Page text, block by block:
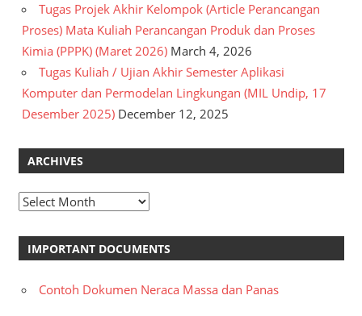
Tugas Projek Akhir Kelompok (Article Perancangan
Proses) Mata Kuliah Perancangan Produk dan Proses
Kimia (PPPK) (Maret 2026) March 4, 2026
Tugas Kuliah / Ujian Akhir Semester Aplikasi
Komputer dan Permodelan Lingkungan (MIL Undip, 17
Desember 2025) December 12, 2025
ARCHIVES
Archives
IMPORTANT DOCUMENTS
Contoh Dokumen Neraca Massa dan Panas